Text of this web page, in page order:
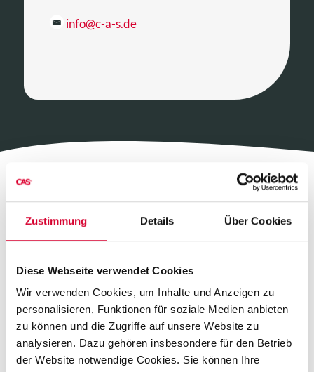
Zustimmung Details Über Cookies
Diese Webseite verwendet Cookies
Wir verwenden Cookies, um Inhalte und Anzeigen zu
personalisieren, Funktionen für soziale Medien anbieten
zu können und die Zugriffe auf unsere Website zu
analysieren. Dazu gehören insbesondere für den Betrieb
der Website notwendige Cookies. Sie können Ihre
info@c-a-s.de